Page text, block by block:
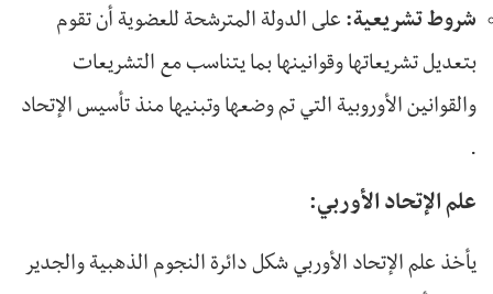
شروط تشريعية: على الدولة المترشحة للعضوية أن تقوم
بتعديل تشريعاتها وقوانينها بما يتناسب مع التشريعات
والقوانين الأوروبية التي تم وضعها وتبنيها منذ تأسيس الإتحاد
.
علم الإتحاد الأوربي:
يأخذ علم الإتحاد الأوربي شكل دائرة النجوم الذهبية والجدير